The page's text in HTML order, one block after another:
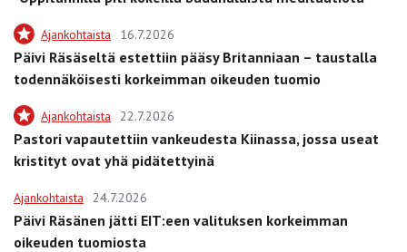
Ajankohtaista 16.7.2026
Päivi Räsäseltä estettiin pääsy Britanniaan – taustalla
todennäköisesti korkeimman oikeuden tuomio
Ajankohtaista 22.7.2026
Pastori vapautettiin vankeudesta Kiinassa, jossa useat
kristityt ovat yhä pidätettyinä
Ajankohtaista 24.7.2026
Päivi Räsänen jätti EIT:een valituksen korkeimman
oikeuden tuomiosta